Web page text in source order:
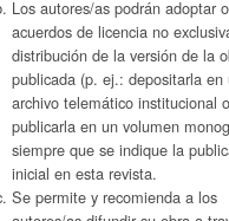
Los autores/as podrán adoptar
acuerdos de licencia no
distribución de la versión de la
publicada (p. ej.: depositarla en
archivo telemático institucional
publicarla en un volumen
siempre que se indique la
inicial en esta revista.
Se permite y recomienda a los